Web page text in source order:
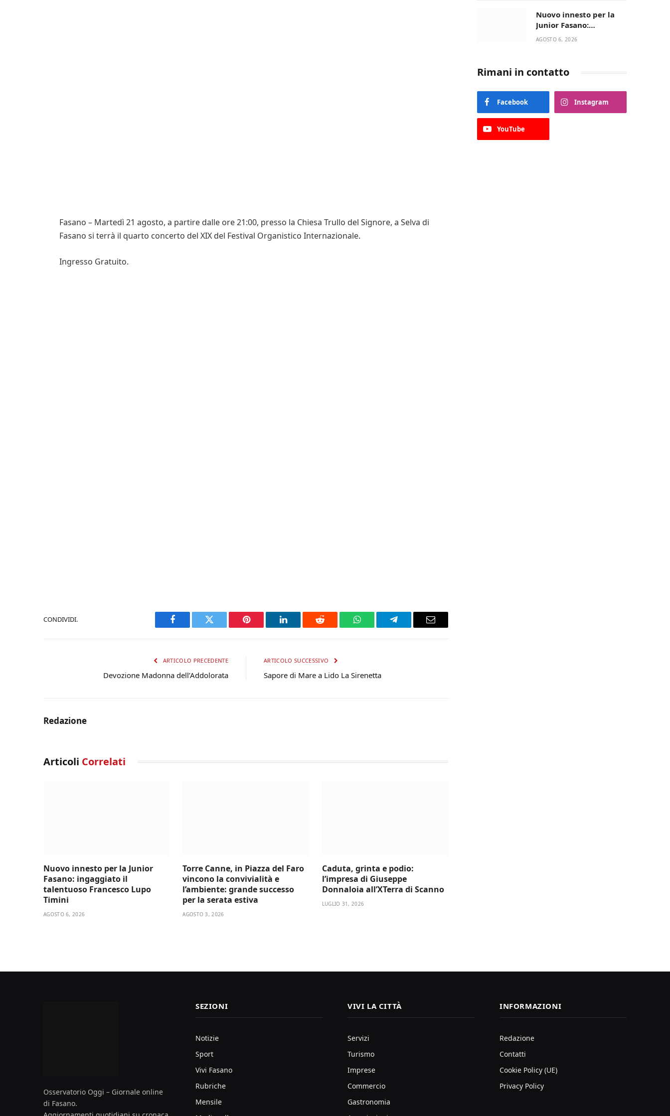
Fasano – Martedì 21 agosto, a partire dalle ore 21:00, presso la Chiesa Trullo del Signore, a Selva di
Fasano si terrà il quarto concerto del XIX del Festival Organistico Internazionale.
Ingresso Gratuito.
CONDIVIDI.
Facebook Twitter Pinterest LinkedIn Reddit WhatsAppTelegram Email
ARTICOLO PRECEDENTE
Devozione Madonna dell’Addolorata
ARTICOLO SUCCESSIVO
Sapore di Mare a Lido La Sirenetta
Redazione
Articoli Correlati
Nuovo innesto per la Junior
Fasano: ingaggiato il
talentuoso Francesco Lupo
Timini
AGOSTO 6, 2026
Torre Canne, in Piazza del Faro
vincono la convivialità e
l’ambiente: grande successo
per la serata estiva
AGOSTO 3, 2026
Caduta, grinta e podio:
l’impresa di Giuseppe
Donnaloia all’XTerra di Scanno
LUGLIO 31, 2026
Nuovo innesto per la
Junior Fasano:
ingaggiato il
AGOSTO 6, 2026
Rimani in contatto
Facebook Instagram
YouTube
Osservatorio Oggi – Giornale online
di Fasano.
SEZIONI
Notizie
Sport
Vivi Fasano
Rubriche
Mensile
VIVI LA CITTÀ
Servizi
Turismo
Imprese
Commercio
Gastronomia
INFORMAZIONI
Redazione
Contatti
Cookie Policy (UE)
Privacy Policy